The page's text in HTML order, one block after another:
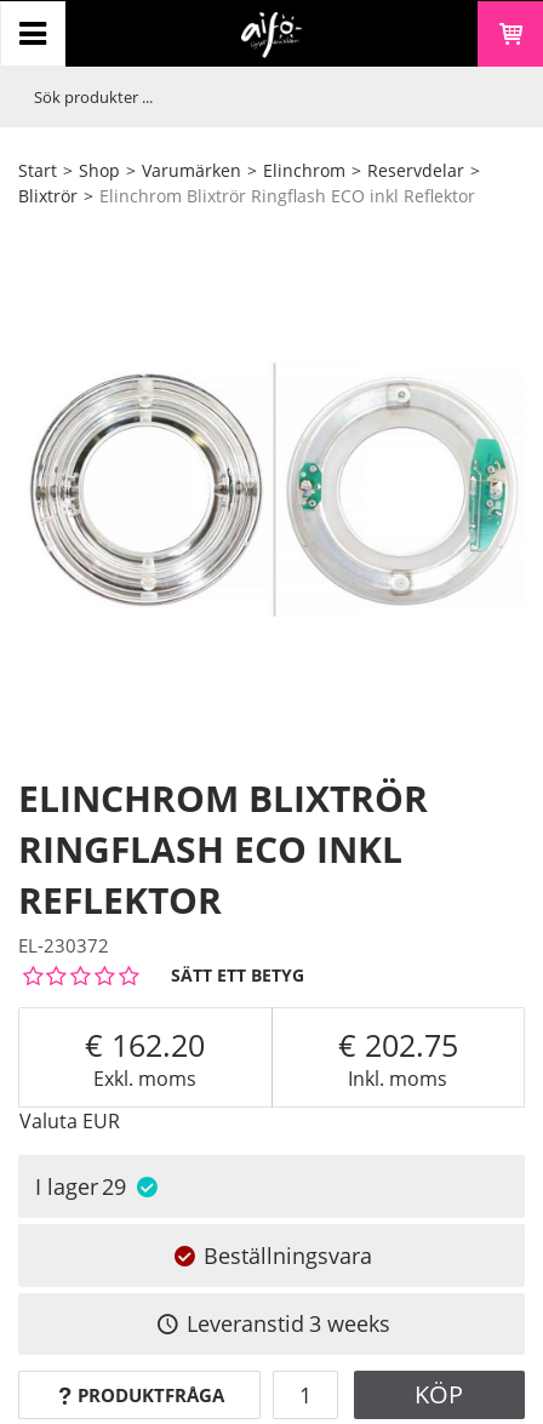
Start > Shop > Varumärken > Elinchrom > Reservdelar >
Blixtrör > Elinchrom Blixtrör Ringflash ECO inkl Reflektor
ELINCHROM BLIXTRÖR
RINGFLASH ECO INKL
REFLEKTOR
EL-230372
SÄTT ETT BETYG
Exkl. moms
162.20
Inkl. moms
202.75
Valuta EUR
I lager29
Beställningsvara
Leveranstid 3 weeks
PRODUKTFRÅGA KÖP